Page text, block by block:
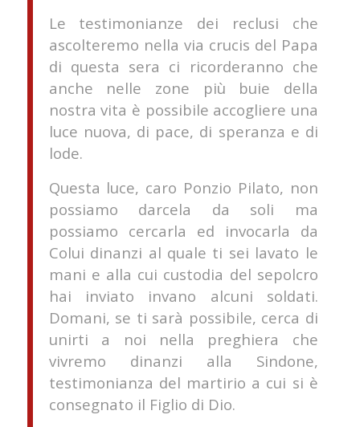
Le testimonianze dei reclusi che
ascolteremo nella via crucis del Papa
di questa sera ci ricorderanno che
anche nelle zone più buie della
nostra vita è possibile accogliere una
luce nuova, di pace, di speranza e di
lode.
Questa luce, caro Ponzio Pilato, non
possiamo darcela da soli ma
possiamo cercarla ed invocarla da
Colui dinanzi al quale ti sei lavato le
mani e alla cui custodia del sepolcro
hai inviato invano alcuni soldati.
Domani, se ti sarà possibile, cerca di
unirti a noi nella preghiera che
vivremo dinanzi alla Sindone,
testimonianza del martirio a cui si è
consegnato il Figlio di Dio.